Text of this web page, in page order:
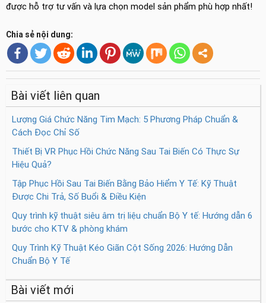
được hỗ trợ tư vấn và lựa chọn model sản phẩm phù hợp nhất!
Chia sẻ nội dung:
Bài viết liên quan
Lượng Giá Chức Năng Tim Mạch: 5 Phương Pháp Chuẩn &
Cách Đọc Chỉ Số
Thiết Bị VR Phục Hồi Chức Năng Sau Tai Biến Có Thực Sự
Hiệu Quả?
Tập Phục Hồi Sau Tai Biến Bằng Bảo Hiểm Y Tế: Kỹ Thuật
Được Chi Trả, Số Buổi & Điều Kiện
Quy trình kỹ thuật siêu âm trị liệu chuẩn Bộ Y tế: Hướng dẫn 6
bước cho KTV & phòng khám
Quy Trình Kỹ Thuật Kéo Giãn Cột Sống 2026: Hướng Dẫn
Chuẩn Bộ Y Tế
Bài viết mới